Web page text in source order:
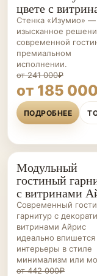
цвете с
Стенка «Изумио» —
изысканное
современной
премиальном
исполнении.
от 241 000₽
от 185
ПОДРОБНЕЕ
ГОСТИНЫЕ НА
Модульный
гостиный
с витринами
Современный
гарнитур с
витринами Айрис
идеально впишется
интерьеры в стиле
минимализм или
от 442 000₽